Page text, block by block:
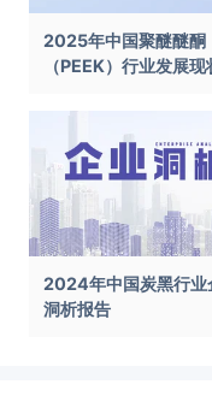
2025年中国聚醚醚酮
（PEEK）行业发展现
2024年中国炭黑行业
洞析报告